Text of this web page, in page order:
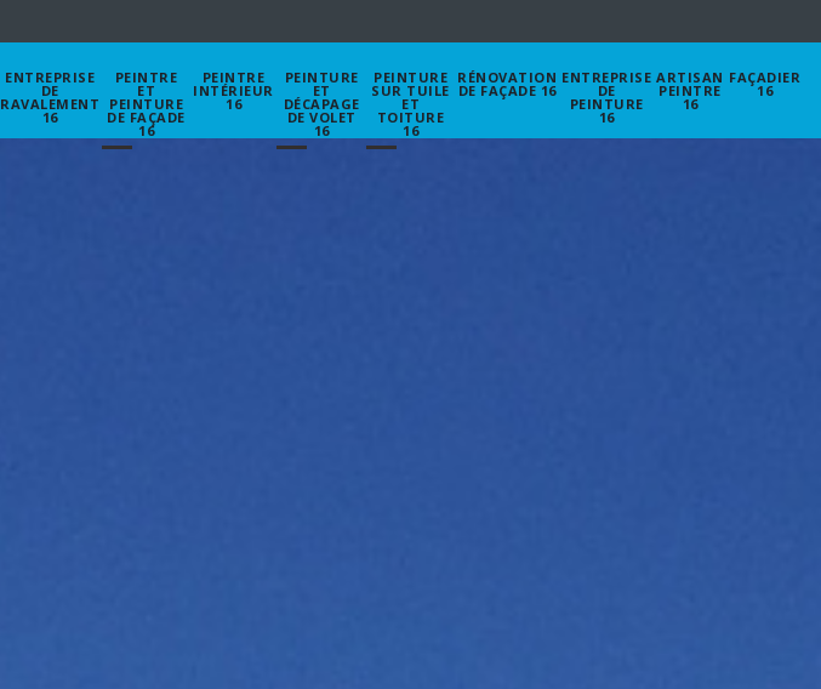
ENTREPRISE
DE
RAVALEMENT
16
PEINTRE
ET
PEINTURE
DE FAÇADE
16
PEINTRE
INTÉRIEUR
16
PEINTURE
ET
DÉCAPAGE
DE VOLET
16
PEINTURE
SUR TUILE
ET
TOITURE
16
RÉNOVATION
DE FAÇADE 16
ENTREPRISE
DE
PEINTURE
16
ARTISAN
PEINTRE
16
FAÇADIER
16